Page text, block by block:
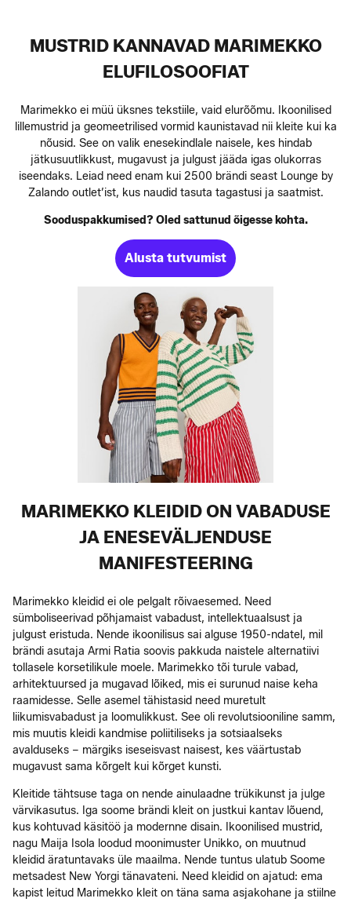
MUSTRID KANNAVAD MARIMEKKO
ELUFILOSOOFIAT
Marimekko ei müü üksnes tekstiile, vaid elurõõmu. Ikoonilised
lillemustrid ja geomeetrilised vormid kaunistavad nii kleite kui ka
nõusid. See on valik enesekindlale naisele, kes hindab
jätkusuutlikkust, mugavust ja julgust jääda igas olukorras
iseendaks. Leiad need enam kui 2500 brändi seast Lounge by
Zalando outlet’ist, kus naudid tasuta tagastusi ja saatmist.
Sooduspakkumised? Oled sattunud õigesse kohta.
Alusta tutvumist
MARIMEKKO KLEIDID ON VABADUSE
JA ENESEVÄLJENDUSE
MANIFESTEERING
Marimekko kleidid ei ole pelgalt rõivaesemed. Need
sümboliseerivad põhjamaist vabadust, intellektuaalsust ja
julgust eristuda. Nende ikoonilisus sai alguse 1950-ndatel, mil
brändi asutaja Armi Ratia soovis pakkuda naistele alternatiivi
tollasele korsetilikule moele. Marimekko tõi turule vabad,
arhitektuursed ja mugavad lõiked, mis ei surunud naise keha
raamidesse. Selle asemel tähistasid need muretult
liikumisvabadust ja loomulikkust. See oli revolutsiooniline samm,
mis muutis kleidi kandmise poliitiliseks ja sotsiaalseks
avalduseks – märgiks iseseisvast naisest, kes väärtustab
mugavust sama kõrgelt kui kõrget kunsti.
Kleitide tähtsuse taga on nende ainulaadne trükikunst ja julge
värvikasutus. Iga soome brändi kleit on justkui kantav lõuend,
kus kohtuvad käsitöö ja modernne disain. Ikoonilised mustrid,
nagu Maija Isola loodud moonimuster Unikko, on muutnud
kleidid äratuntavaks üle maailma. Nende tuntus ulatub Soome
metsadest New Yorgi tänavateni. Need kleidid on ajatud: ema
kapist leitud Marimekko kleit on täna sama asjakohane ja stiilne